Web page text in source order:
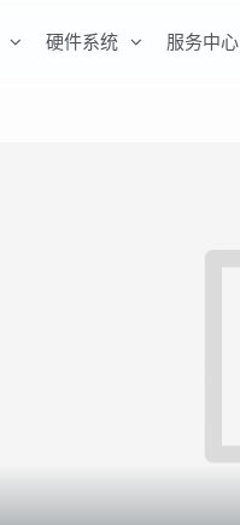
硬件系统 服务中心